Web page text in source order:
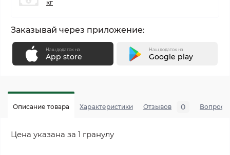
кг
Заказывай через приложение:
Наш додаток на
App store
Наш додаток на
Google play
Описание товара Характеристики Отзывов 0 Вопросы
Цена указана за 1 гранулу